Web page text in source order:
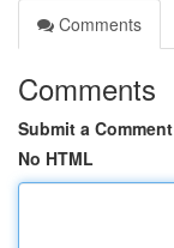
Comments
Comments
Submit a Comment
No HTML